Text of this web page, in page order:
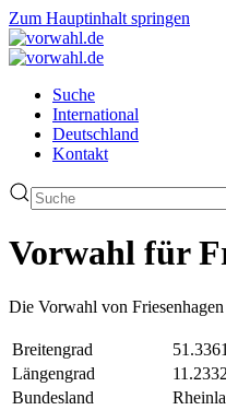
Zum Hauptinhalt springen
Suche
International
Deutschland
Kontakt
Vorwahl für
Die Vorwahl von
Breitengrad
Längengrad
Bundesland